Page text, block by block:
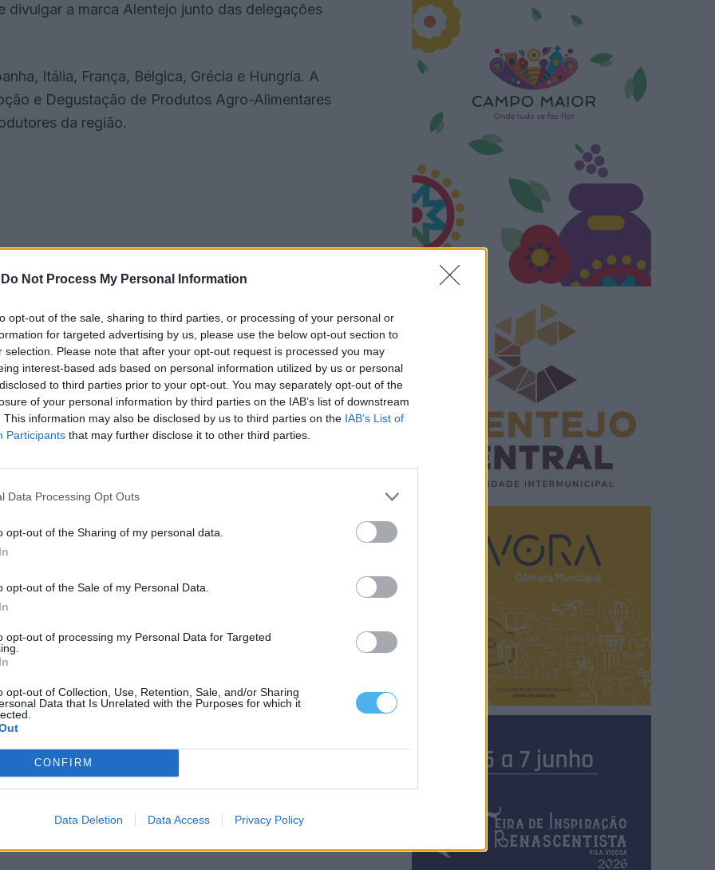
Do Not Process My Personal Information
opt-out of the sale, sharing to third parties, or processing of your personal or
for targeted advertising by us, please use the below opt-out section to
selection. Please note that after your opt-out request is processed you may
interest-based ads based on personal information utilized by us or personal
to third parties prior to your opt-out. You may separately opt-out of the
of your personal information by third parties on the IAB’s list of downstream
This information may also be disclosed by us to third parties on the IAB’s List of
Participants that may further disclose it to other third parties.
Data Processing Opt Outs
opt-out of the Sharing of my personal data.
opt-out of the Sale of my Personal Data.
opt-out of processing my Personal Data for Targeted
opt-out of Collection, Use, Retention, Sale, and/or Sharing
Data that Is Unrelated with the Purposes for which it
CONFIRM
Data Deletion Data Access Privacy Policy
a marca Alentejo junto das delegações
Itália, França, Bélgica, Grécia e Hungria. A
e Degustação de Produtos Agro-Alimentares
da região.
alentejano, azeitonas, azeite, queijos,
pastelarias. A Confraria Gastronómica do
a autenticidade e valorização dos produtos do
Nabeiro receberam, em representação da Adega
foi atribuída no âmbito do evento e reconhece
de Turismo do Alentejo e Ribatejo. A
fortalecer relações institucionais e aumentar a
também o objetivo de vir a receber o evento